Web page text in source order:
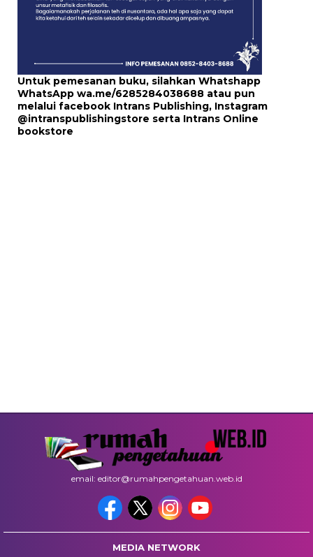
Untuk pemesanan buku, silahkan Whatshapp
WhatsApp wa.me/6285284038688 atau pun
melalui facebook Intrans Publishing, Instagram
@intranspublishingstore serta Intrans Online
bookstore
email: editor@rumahpengetahuan.web.id
MEDIA NETWORK